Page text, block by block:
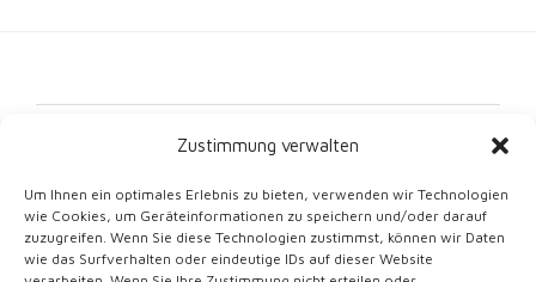
Zustimmung verwalten
Um Ihnen ein optimales Erlebnis zu bieten, verwenden wir Technologien
wie Cookies, um Geräteinformationen zu speichern und/oder darauf
zuzugreifen. Wenn Sie diese Technologien zustimmst, können wir Daten
wie das Surfverhalten oder eindeutige IDs auf dieser Website
Datenschutz
Cookie-Richtlinie (EU)